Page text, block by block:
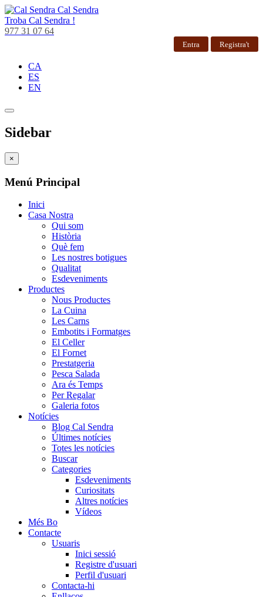
Cal Sendra
Troba Cal Sendra !
977 31 07 64
Entra Registra't
CA
ES
EN
Sidebar
×
Menú Principal
Inici
Casa Nostra
Qui som
Història
Què fem
Les nostres botigues
Qualitat
Esdeveniments
Productes
Nous Productes
La Cuina
Les Carns
Embotits i Formatges
El Celler
El Fornet
Prestatgeria
Pesca Salada
Ara és Temps
Per Regalar
Galeria fotos
Notícies
Blog Cal Sendra
Últimes notícies
Totes les notícies
Buscar
Categories
Esdeveniments
Curiositats
Altres notícies
Vídeos
Més Bo
Contacte
Usuaris
Inici sessió
Registre d'usuari
Perfil d'usuari
Contacta-hi